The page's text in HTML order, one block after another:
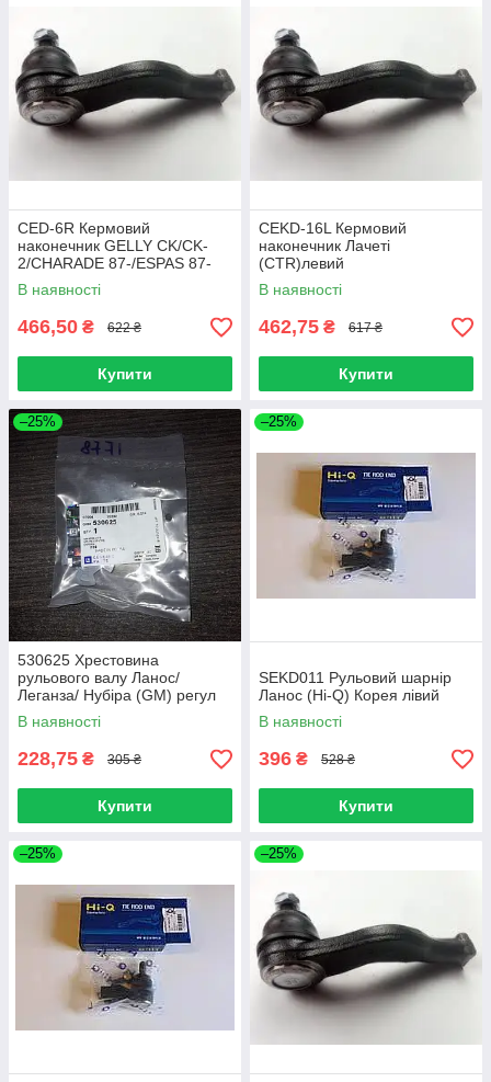
CED-6R Кермовий
наконечник GELLY CK/CK-
2/CHARADE 87-/ESPAS 87-
правий
В наявності
466,50 ₴ 622 ₴
Купити
CEKD-16L Кермовий
наконечник Лачеті
(CTR)левий
В наявності
462,75 ₴ 617 ₴
Купити
–25%
530625 Хрестовина
рульового валу Ланос/
Леганза/ Нубіра (GM) регул
колонка
В наявності
228,75 ₴ 305 ₴
Купити
–25%
SEKD011 Рульовий шарнір
Ланос (Hi-Q) Корея лівий
В наявності
396 ₴ 528 ₴
Купити
–25% –25%